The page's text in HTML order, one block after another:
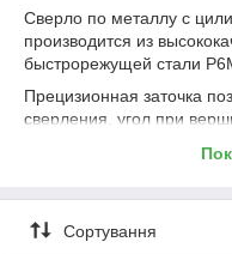
Сверло по металлу с
производится из
быстрорежущей стали
Прецизионная заточка
сверления, угол при
предварительного
Использование
технология полной
Сортування